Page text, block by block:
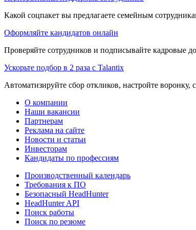
Какой соцпакет вы предлагаете семейным
Оформляйте кандидатов онлайн
Проверяйте сотрудников и подписывайте кадровые
Ускорьте подбор в 2 раза с Talantix
Автоматизируйте сбор откликов, настройте воронку,
О компании
Наши вакансии
Партнерам
Реклама на сайте
Новости и статьи
Инвесторам
Кандидаты по профессиям
Производственный календарь
Требования к ПО
Безопасный HeadHunter
HeadHunter API
Поиск работы
Поиск по резюме